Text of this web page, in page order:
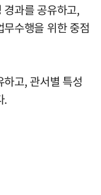
과를 공유하고,
수행을 위한 중점
고, 관서별 특성
.